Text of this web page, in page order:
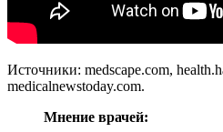
Источники: medscape.com,
medicalnewstoday.com.
Мнение врачей: